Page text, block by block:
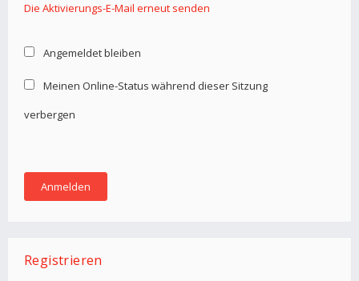
Die Aktivierungs-E-Mail erneut senden
Angemeldet bleiben
Meinen Online-Status während dieser Sitzung
verbergen
Registrieren